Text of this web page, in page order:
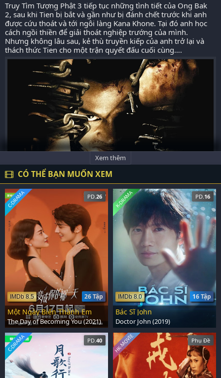
Truy Tìm Tượng Phật 3 tiếp tục những tình tiết của Ong Bak
2, sau khi Tien bị bắt và gần như bị đánh chết trước khi anh
được cứu thoát và tới ngôi làng Kana Khone. Tại đó anh học
cách ngồi thiền để giải thoát nghiệp trướng của mình.
Nhưng không lâu sau, kẻ thù truyền kiếp của anh trở lại và
thách thức Tien cho một trận quyết đấu cuối cùng….
Xem thêm
CÓ THỂ BẠN MUỐN XEM
PD. 26
26 Tập
IMDb 8.5
C-DRAMA
Một Ngày Biến Thành Em
The Day of Becoming You (2021)
PD. 16
16 Tập
IMDb 8.0
K-DRAMA
Bác Sĩ John
Doctor John (2019)
PD. 40
C-DRAMA Phụ Đề
HK-MOVIE